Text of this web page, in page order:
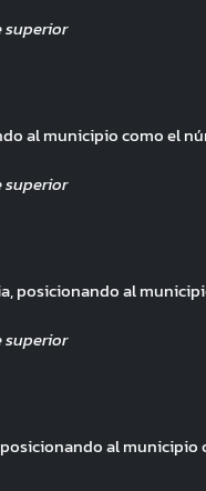
al municipio como el
posicionando al
posicionando al